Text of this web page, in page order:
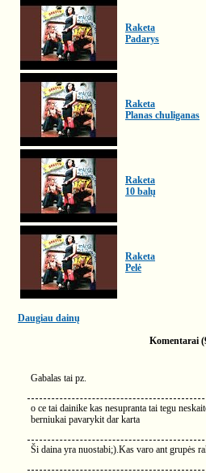
Raketa
Padarys
Raketa
Planas chuliganas
Raketa
10 balų
Raketa
Pelė
Daugiau dainų
Komentarai
Gabalas tai pz.
o ce tai dainike kas nesupranta tai tegu
berniukai pavarykit dar karta
Ši daina yra nuostabi;).Kas varo ant grupės